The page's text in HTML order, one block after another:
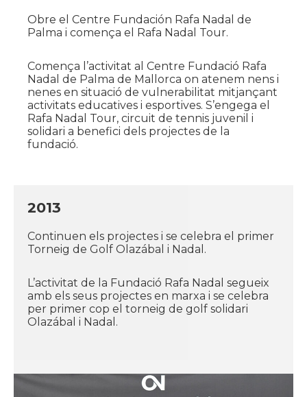
Obre el Centre Fundación Rafa Nadal de
Palma i comença el Rafa Nadal Tour.
Comença l’activitat al Centre Fundació Rafa
Nadal de Palma de Mallorca on atenem nens i
nenes en situació de vulnerabilitat mitjançant
activitats educatives i esportives. S’engega el
Rafa Nadal Tour, circuit de tennis juvenil i
solidari a benefici dels projectes de la
fundació.
2013
Continuen els projectes i se celebra el primer
Torneig de Golf Olazábal i Nadal.
L’activitat de la Fundació Rafa Nadal segueix
amb els seus projectes en marxa i se celebra
per primer cop el torneig de golf solidari
Olazábal i Nadal.